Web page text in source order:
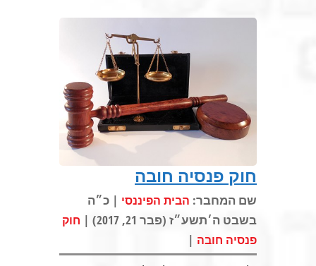
חוק פנסיה חובה
שם המחבר: הבית הפיננסי | כ״ה
בשבט ה׳תשע״ז (פבר 21, 2017) |
חוק
פנסיה חובה |